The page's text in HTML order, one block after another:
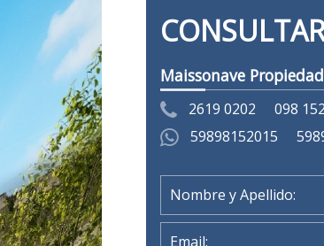
Maissonave
2619 0202 098
59898152015